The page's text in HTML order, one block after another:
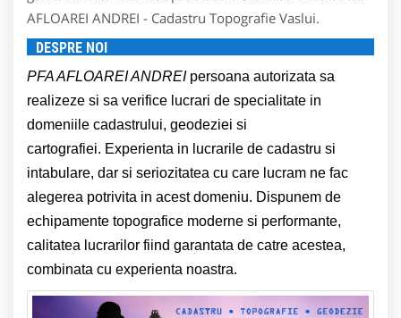
AFLOAREI ANDREI - Cadastru Topografie Vaslui.
DESPRE NOI
PFA AFLOAREI ANDREIpersoana autorizata sa
realizeze si sa verifice lucrari de specialitate in
domeniile cadastrului, geodeziei si
cartografiei. Experienta in lucrarile de cadastru si
intabulare, dar si seriozitatea cu care lucram ne fac
alegerea potrivita in acest domeniu. Dispunem de
echipamente topografice moderne si performante,
calitatea lucrarilor fiind garantata de catre acestea,
combinata cu experienta noastra.